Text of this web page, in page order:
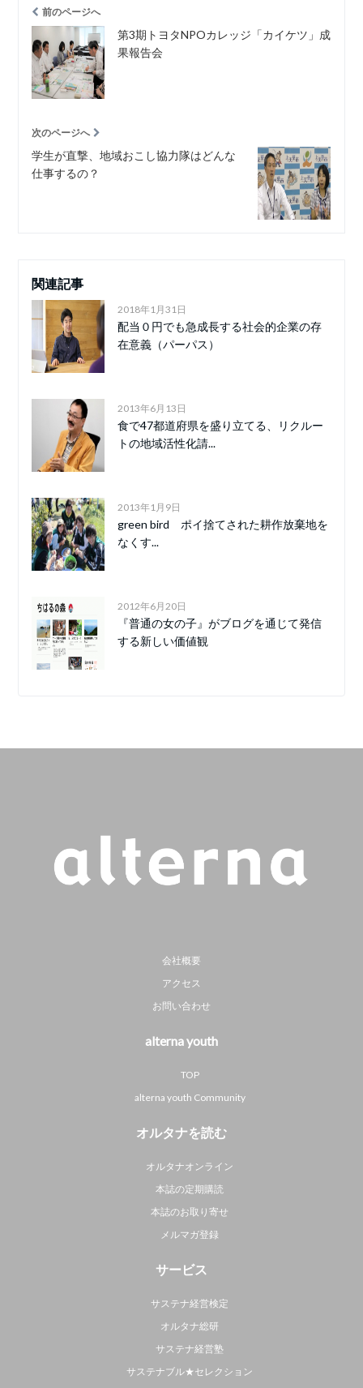
前のページへ
第3期トヨタNPOカレッジ「カイケツ」成
果報告会
次のページへ
学生が直撃、地域おこし協力隊はどんな
仕事するの？
関連記事
2018年1月31日
配当０円でも急成長する社会的企業の存
在意義（パーパス）
2013年6月13日
食で47都道府県を盛り立てる、リクルー
トの地域活性化請...
2013年1月9日
green bird ポイ捨てされた耕作放棄地を
なくす...
2012年6月20日
『普通の女の子』がブログを通じて発信
する新しい価値観
会社概要
アクセス
お問い合わせ
alterna youth
TOP
alterna youth Community
オルタナを読む
オルタナオンライン
本誌の定期購読
本誌のお取り寄せ
メルマガ登録
サービス
サステナ経営検定
オルタナ総研
サステナ経営塾
サステナブル★セレクション